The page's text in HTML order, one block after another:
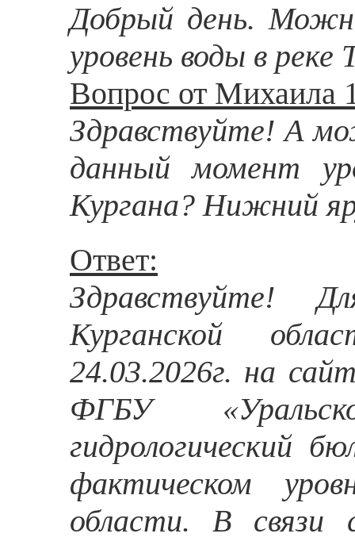
Добрый день.
уровень воды в
Вопрос от Михаила
Здравствуйте! А
данный момент
Кургана? Нижний
Ответ:
Здравствуйте!
Курганской
24.03.2026г. на
ФГБУ
гидрологический
фактическом
области. В связи